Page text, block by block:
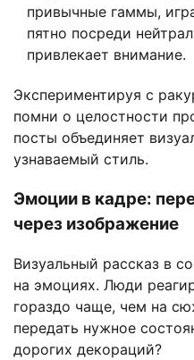
привычные гаммы,
пятно посреди
привлекает внимание.
Экспериментируя с
помни о целостности
посты объединяет
узнаваемый стиль.
Эмоции в кадре:
через изображение
Визуальный рассказ в
на эмоциях. Люди
гораздо чаще, чем на
передать нужное
дорогих декораций?